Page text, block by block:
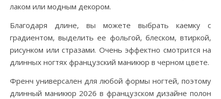
лаком или модным декором.
Благодаря длине, вы можете выбрать каемку с
градиентом, выделить ее фольгой, блеском, втиркой,
рисунком или стразами. Очень эффектно смотрится на
длинных ногтях французский маникюр в черном цвете.
Френч универсален для любой формы ногтей, поэтому
длинный маникюр 2026 в французском дизайне полон